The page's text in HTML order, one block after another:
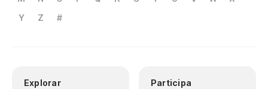
Y
Z #
Explorar Participa